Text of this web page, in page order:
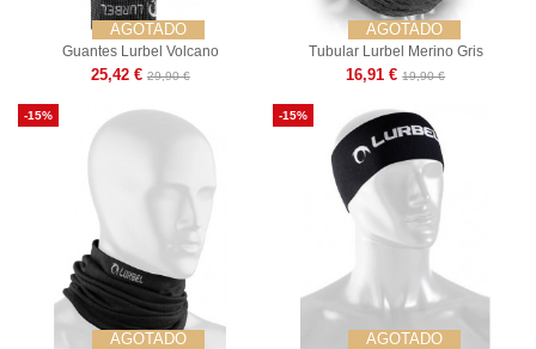
AGOTADO
Guantes Lurbel Volcano
25,42 € 29,90 €
AGOTADO
Tubular Lurbel Merino Gris
16,91 € 19,90 €
AGOTADO
-15%
AGOTADO
-15%